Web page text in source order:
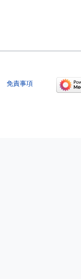
免責事項